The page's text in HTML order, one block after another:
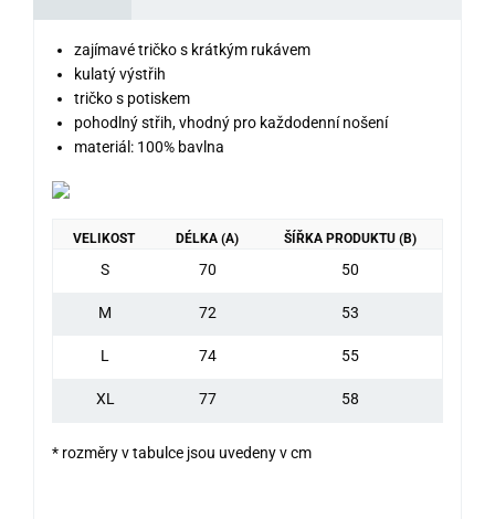
zajímavé tričko s krátkým rukávem
kulatý výstřih
tričko s potiskem
pohodlný střih, vhodný pro každodenní nošení
materiál: 100% bavlna
VELIKOST DÉLKA (A) ŠÍŘKA PRODUKTU (B)
S 70 50
M 72 53
L 74 55
XL 77 58
* rozměry v tabulce jsou uvedeny v cm